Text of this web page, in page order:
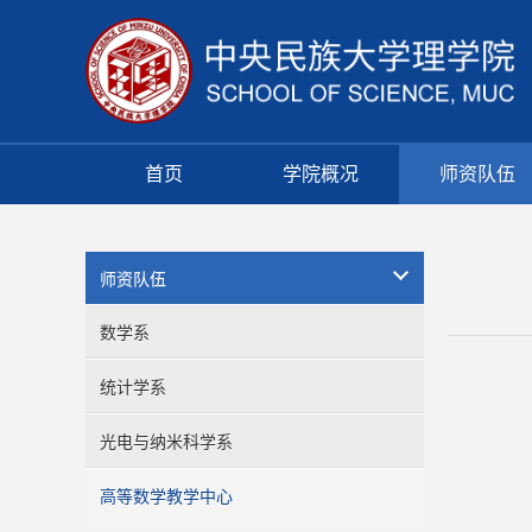
首页 学院概况 师资队伍
师资队伍
数学系
统计学系
光电与纳米科学系
高等数学教学中心